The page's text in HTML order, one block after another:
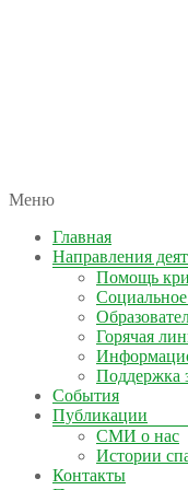
КОЛЫМА — ЗА
автономная
Меню
Главная
Направления
Помощь
Горячая
Поддержка
События
Публикации
СМИ о нас
Истории
Контакты